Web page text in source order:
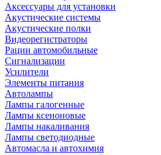
Аксессуары для установки
Акустические системы
Акустические полки
Видеорегистраторы
Рации автомобильные
Сигнализации
Усилители
Элементы питания
Автолампы
Лампы галогенные
Лампы ксеноновые
Лампы накаливания
Лампы светодиодные
Автомасла и автохимия